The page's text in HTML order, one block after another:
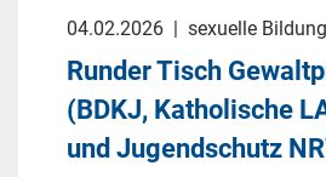
04.02.2026 | sexuelle Bildung
Runder Tisch
(BDKJ, Katholische
und Jugendschutz